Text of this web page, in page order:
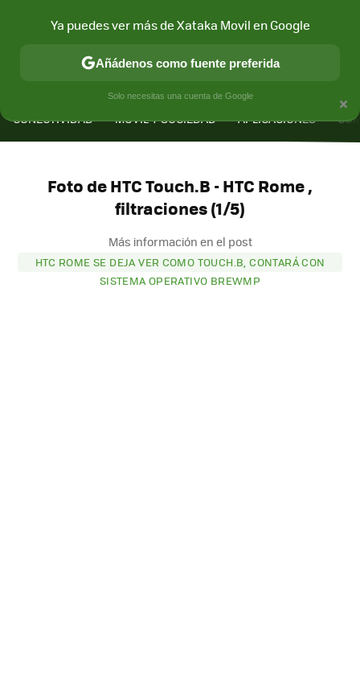
CONECTIVIDAD MÓVIL Y SOCIEDAD APLICACIONES
Foto de HTC Touch.B - HTC Rome ,
filtraciones (1/5)
Más información en el post
HTC ROME SE DEJA VER COMO TOUCH.B, CONTARÁ CON
SISTEMA OPERATIVO BREWMP
×
Ya puedes ver más de Xataka Movil en Google
Añádenos como fuente preferida
Solo necesitas una cuenta de Google